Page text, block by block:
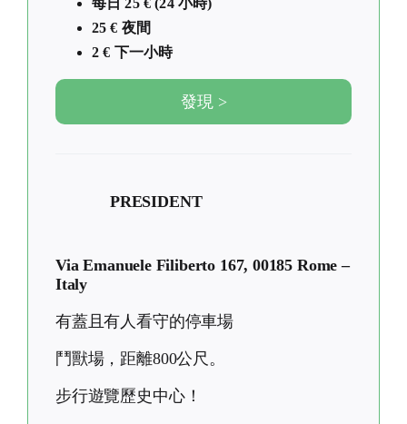
25 € 夜間
2 € 下一小時
發現 >
PRESIDENT
Via Emanuele Filiberto 167, 00185 Rome –
Italy
有蓋且有人看守的停車場
鬥獸場，距離800公尺。
步行遊覽歷史中心！